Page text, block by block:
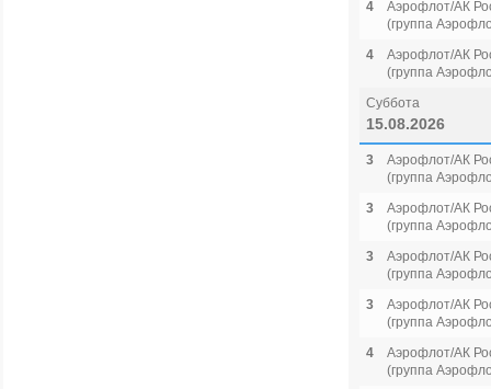
4
Аэрофлот/АК
(группа
4
Аэрофлот/АК
(группа
Суббота
15.08.2026
3
Аэрофлот/АК
(группа
3
Аэрофлот/АК
(группа
3
Аэрофлот/АК
(группа
3
Аэрофлот/АК
(группа
4
Аэрофлот/АК
(группа